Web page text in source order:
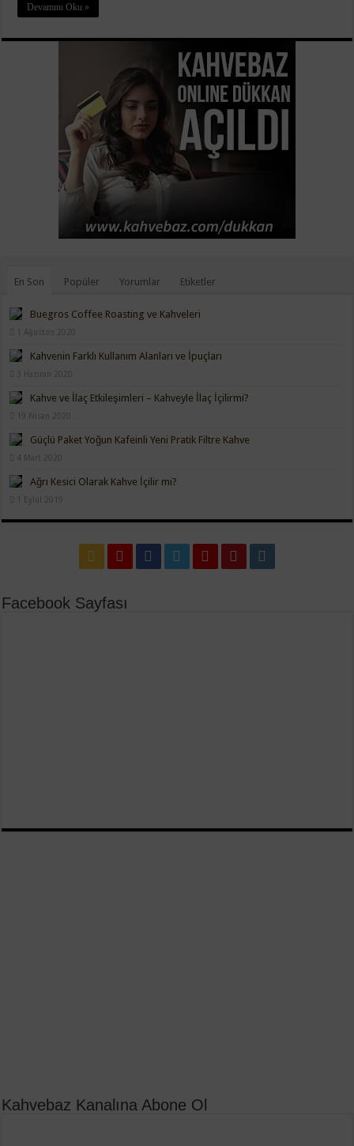
Devamını Oku »
En Son Popüler Yorumlar Etiketler
Buegros Coffee Roasting ve Kahveleri
1 Ağustos 2020
Kahvenin Farklı Kullanım Alanları ve İpuçları
3 Haziran 2020
Kahve ve İlaç Etkileşimleri – Kahveyle İlaç İçilirmi?
19 Nisan 2020
Güçlü Paket Yoğun Kafeinli Yeni Pratik Filtre Kahve
4 Mart 2020
Ağrı Kesici Olarak Kahve İçilir mi?
1 Eylül 2019
Facebook Sayfası
Kahvebaz Kanalına Abone Ol